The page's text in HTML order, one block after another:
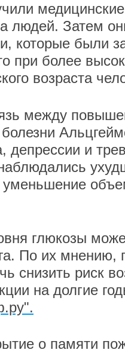
людей. Затем
которые были
при более
возраста
между
депрессии и
глюкозы
По их мнению,
снизить риск
на долгие
о памяти